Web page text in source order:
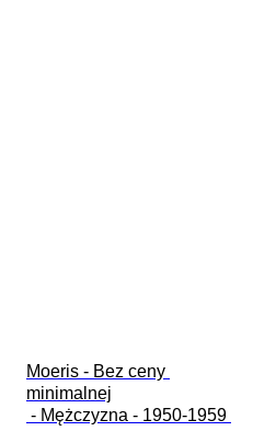
Moeris - Bez ceny
minimalnej
- Mężczyzna - 1950-1959